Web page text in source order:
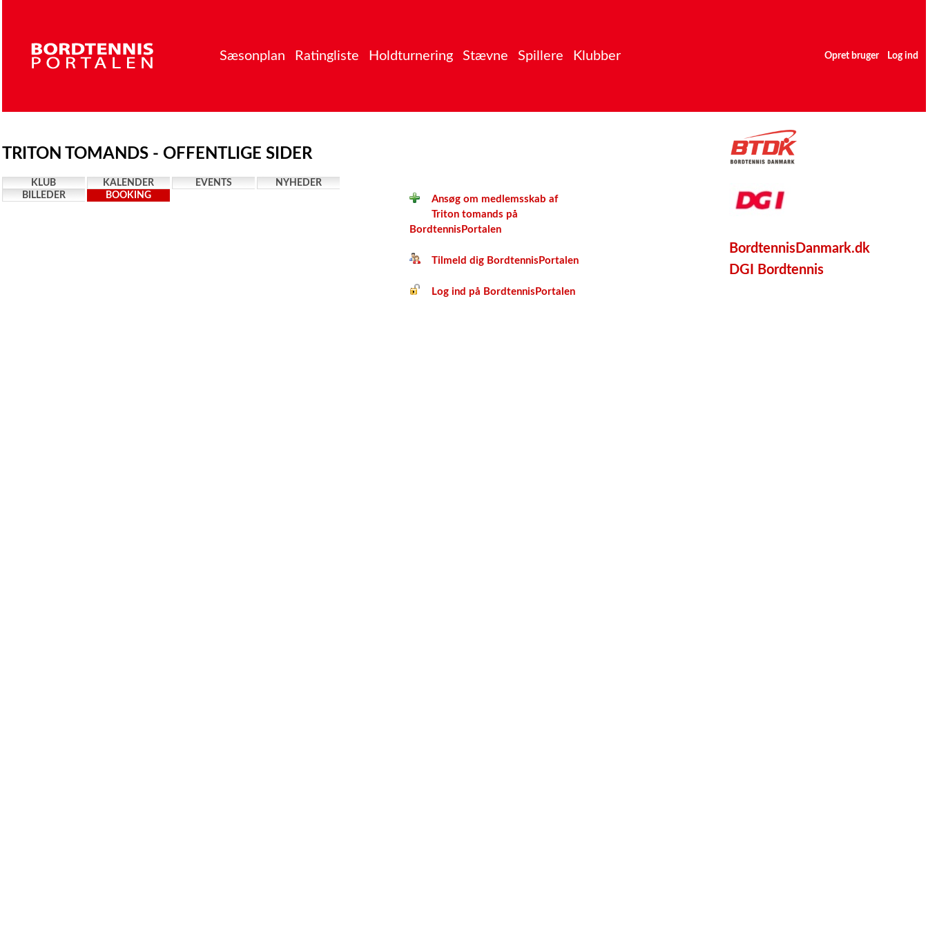
Sæsonplan Ratingliste Holdturnering Stævne Spillere Klubber Opret bruger Log ind
TRITON TOMANDS - OFFENTLIGE SIDER
KLUB KALENDER EVENTS
NYHEDER
BILLEDER
BOOKING
Ansøg om medlemsskab af
Triton tomands på
BordtennisPortalen
Tilmeld dig BordtennisPortalen
Log ind på BordtennisPortalen
BordtennisDanmark.dk
DGI Bordtennis